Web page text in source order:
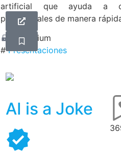
artificial que ayuda a
profesionales de manera
Freemium
#Presentaciones
AI is a Joke